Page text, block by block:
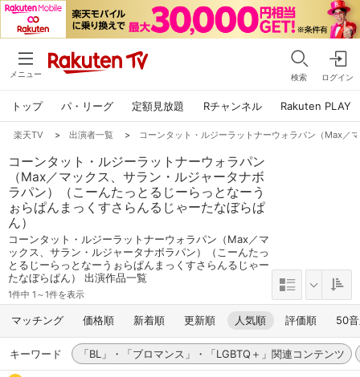
メニュー 検索 ログイン
トップ パ・リーグ 定額見放題 Rチャンネル Rakuten PLAY
楽天TV > 出演者一覧 > コーンタット・ルジーラットナーウォラパン（Max／
コーンタット・ルジーラットナーウォラパン
（Max／マックス、サラン・ルジャータナボ
ラパン）（こーんたっとるじーらっとなーう
ぉらぱんまっくすさらんるじゃーたなぼらぱ
ん）
コーンタット・ルジーラットナーウォラパン（Max／マ
ックス、サラン・ルジャータナボラパン）（こーんたっ
とるじーらっとなーうぉらぱんまっくすさらんるじゃー
たなぼらぱん） 出演作品一覧
1件中 1～1件を表示
マッチング 価格順 新着順 更新順 人気順 評価順 50
キーワード 「BL」・「ブロマンス」・「LGBTQ＋」関連コンテンツ